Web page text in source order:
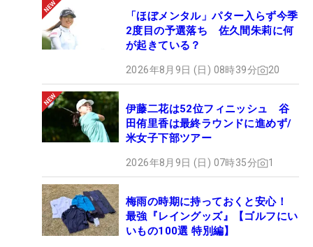
「ほぼメンタル」パター入らず今季
2度目の予選落ち 佐久間朱莉に何
が起きている？
2026年8月9日 (日) 08時39分 20
伊藤二花は52位フィニッシュ 谷
田侑里香は最終ラウンドに進めず/
米女子下部ツアー
2026年8月9日 (日) 07時35分 1
梅雨の時期に持っておくと安心！
最強『レイングッズ』【ゴルフにい
いもの100選 特別編】